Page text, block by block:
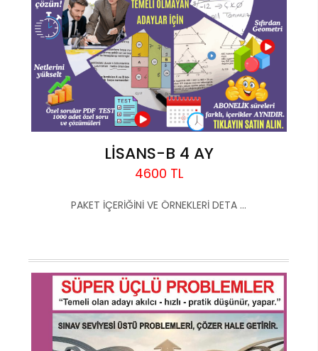
LİSANS-B 4 AY
4600 TL
PAKET İÇERİĞİNİ VE ÖRNEKLERİ DETA ...